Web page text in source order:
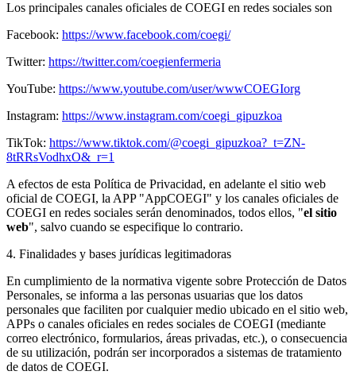
Los principales canales oficiales de COEGI en redes sociales son
Facebook: https://www.facebook.com/coegi/
Twitter: https://twitter.com/coegienfermeria
YouTube: https://www.youtube.com/user/wwwCOEGIorg
Instagram: https://www.instagram.com/coegi_gipuzkoa
TikTok: https://www.tiktok.com/@coegi_gipuzkoa?_t=ZN-
8tRRsVodhxO&_r=1
A efectos de esta Política de Privacidad, en adelante el sitio web
oficial de COEGI, la APP "AppCOEGI" y los canales oficiales de
COEGI en redes sociales serán denominados, todos ellos, "el sitio
web", salvo cuando se especifique lo contrario.
4. Finalidades y bases jurídicas legitimadoras
En cumplimiento de la normativa vigente sobre Protección de Datos
Personales, se informa a las personas usuarias que los datos
personales que faciliten por cualquier medio ubicado en el sitio web,
APPs o canales oficiales en redes sociales de COEGI (mediante
correo electrónico, formularios, áreas privadas, etc.), o consecuencia
de su utilización, podrán ser incorporados a sistemas de tratamiento
de datos de COEGI.